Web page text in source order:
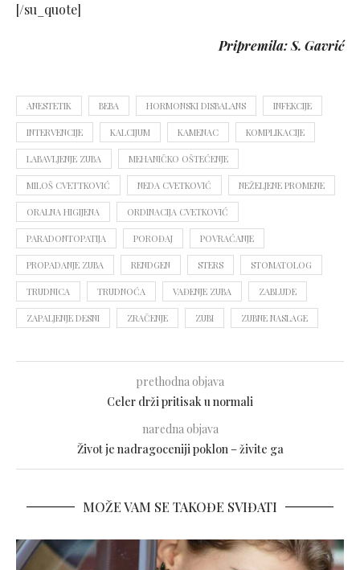
[/su_quote]
Pripremila: S. Gavrić
ANESTETIK BEBA HORMONSKI DISBALANS INFEKCIJE
INTERVENCIJE KALCIJUM KAMENAC KOMPLIKACIJE
LABAVLJENJE ZUBA MEHANIČKO OŠTEĆENJE
MILOŠ CVETTKOVIĆ NEDA CVETKOVIĆ NEŽELJENE PROMENE
ORALNA HIGIJENA ORDINACIJA CVETKOVIĆ
PARADONTOPATIJA POROĐAJ POVRAĆANJE
PROPADANJE ZUBA RENDGEN STERS STOMATOLOG
TRUDNICA TRUDNOĆA VAĐENJE ZUBA ZABLUDE
ZAPALJENJE DESNI ZRAČENJE ZUBI ZUBNE NASLAGE
prethodna objava
Celer drži pritisak u normali
naredna objava
Život je nadragoceniji poklon – živite ga
MOŽE VAM SE TAKOĐE SVIĐATI